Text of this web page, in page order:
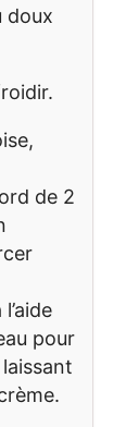
doux
de 2
pour